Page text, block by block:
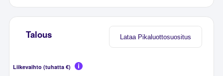
Lataa Pikaluottosuositus
Talous
Liikevaihto (tuhatta €)